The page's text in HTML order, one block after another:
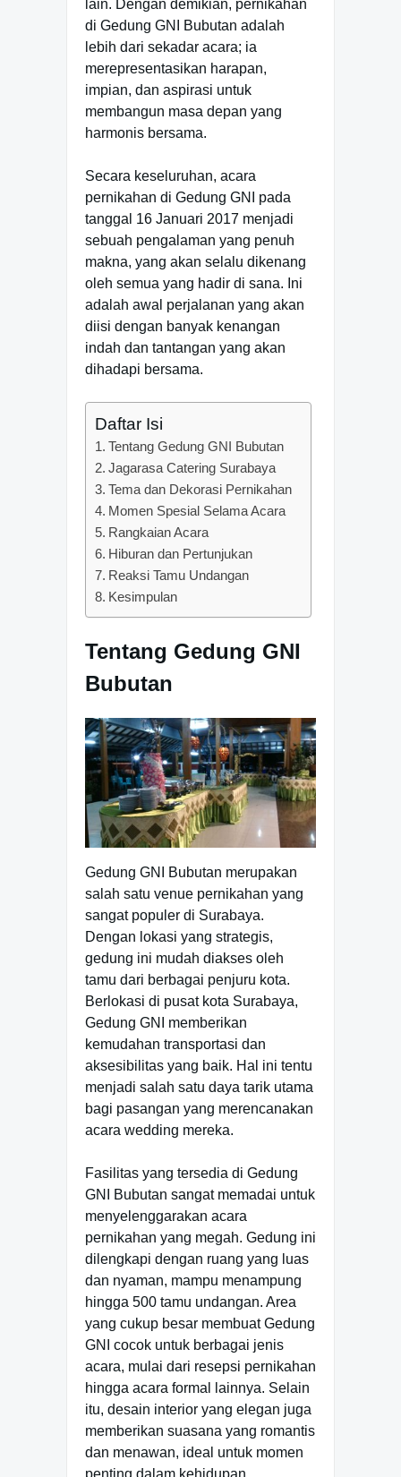
lain. Dengan demikian, pernikahan
di Gedung GNI Bubutan adalah
lebih dari sekadar acara; ia
merepresentasikan harapan,
impian, dan aspirasi untuk
membangun masa depan yang
harmonis bersama.
Secara keseluruhan, acara
pernikahan di Gedung GNI pada
tanggal 16 Januari 2017 menjadi
sebuah pengalaman yang penuh
makna, yang akan selalu dikenang
oleh semua yang hadir di sana. Ini
adalah awal perjalanan yang akan
diisi dengan banyak kenangan
indah dan tantangan yang akan
dihadapi bersama.
Daftar Isi
Tentang Gedung GNI Bubutan
Jagarasa Catering Surabaya
Tema dan Dekorasi Pernikahan
Momen Spesial Selama Acara
Rangkaian Acara
Hiburan dan Pertunjukan
Reaksi Tamu Undangan
Kesimpulan
Tentang Gedung GNI
Bubutan
Gedung GNI Bubutan merupakan
salah satu venue pernikahan yang
sangat populer di Surabaya.
Dengan lokasi yang strategis,
gedung ini mudah diakses oleh
tamu dari berbagai penjuru kota.
Berlokasi di pusat kota Surabaya,
Gedung GNI memberikan
kemudahan transportasi dan
aksesibilitas yang baik. Hal ini tentu
menjadi salah satu daya tarik utama
bagi pasangan yang merencanakan
acara wedding mereka.
Fasilitas yang tersedia di Gedung
GNI Bubutan sangat memadai untuk
menyelenggarakan acara
pernikahan yang megah. Gedung ini
dilengkapi dengan ruang yang luas
dan nyaman, mampu menampung
hingga 500 tamu undangan. Area
yang cukup besar membuat Gedung
GNI cocok untuk berbagai jenis
acara, mulai dari resepsi pernikahan
hingga acara formal lainnya. Selain
itu, desain interior yang elegan juga
memberikan suasana yang romantis
dan menawan, ideal untuk momen
penting dalam kehidupan